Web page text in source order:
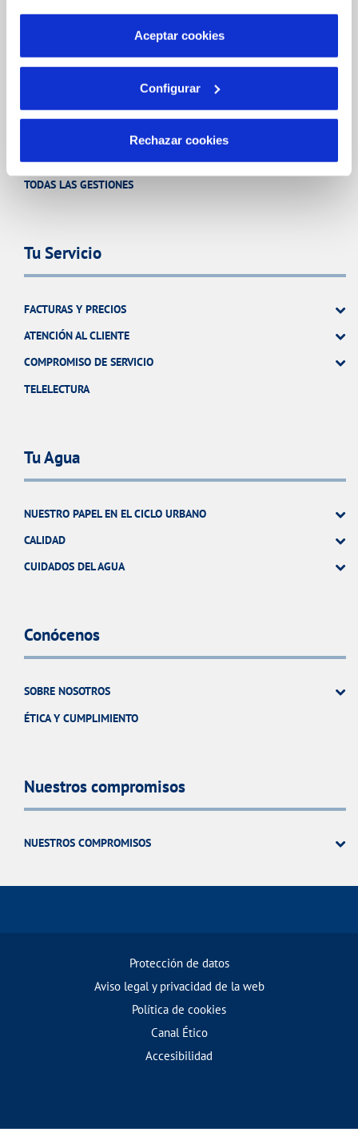
son indispensables para que el sitio web funcione y que
por tanto no se pueden desactivar. Puedes consultar
Aceptar cookies
Configurar
Rechazar cookies
FACTURAS, PAGOS Y CONSUMOS
MODIFICACIÓN DE DATOS
TODAS LAS GESTIONES
Tu Servicio
FACTURAS Y PRECIOS
ATENCIÓN AL CLIENTE
COMPROMISO DE SERVICIO
TELELECTURA
Tu Agua
NUESTRO PAPEL EN EL CICLO URBANO
CALIDAD
CUIDADOS DEL AGUA
Conócenos
SOBRE NOSOTROS
ÉTICA Y CUMPLIMIENTO
Nuestros compromisos
NUESTROS COMPROMISOS
Protección de datos
Aviso legal y privacidad de la web
Política de cookies
Canal Ético
Accesibilidad